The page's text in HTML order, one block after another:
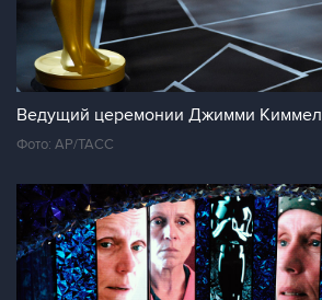
Ведущий церемонии Джимми Киммел
Фото: AP/ТАСС